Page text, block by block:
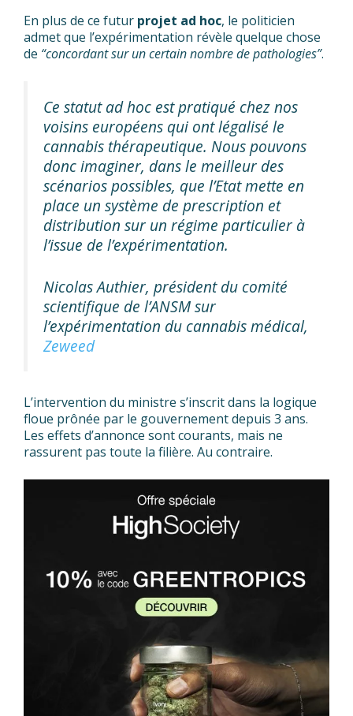
En plus de ce futur projet ad hoc, le politicien
admet que l’expérimentation révèle quelque chose
de “concordant sur un certain nombre de pathologies”.
Ce statut ad hoc est pratiqué chez nos
voisins européens qui ont légalisé le
cannabis thérapeutique. Nous pouvons
donc imaginer, dans le meilleur des
scénarios possibles, que l’Etat mette en
place un système de prescription et
distribution sur un régime particulier à
l’issue de l’expérimentation.
Nicolas Authier, président du comité
scientifique de l’ANSM sur
l’expérimentation du cannabis médical,
Zeweed
L’intervention du ministre s’inscrit dans la logique
floue prônée par le gouvernement depuis 3 ans.
Les effets d’annonce sont courants, mais ne
rassurent pas toute la filière. Au contraire.